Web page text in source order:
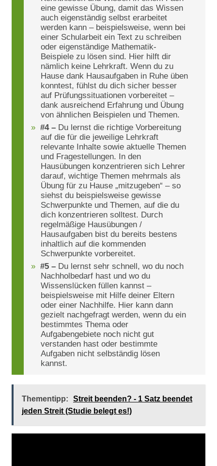
eine gewisse Übung, damit das Wissen
auch eigenständig selbst erarbeitet
werden kann – beispielsweise, wenn bei
einer Schularbeit ein Text zu schreiben
oder eigenständige Mathematik-
Beispiele zu lösen sind. Hier hilft dir
nämlich keine Lehrkraft. Wenn du zu
Hause dank Hausaufgaben in Ruhe üben
konntest, fühlst du dich sicher besser
auf Prüfungssituationen vorbereitet –
dank ausreichend Erfahrung und Übung
von ähnlichen Beispielen und Themen.
#4 – Du lernst die richtige Vorbereitung
auf die für die jeweilige Lehrkraft
relevante Inhalte sowie aktuelle Themen
und Fragestellungen. In den
Hausübungen konzentrieren sich Lehrer
darauf, wichtige Themen mehrmals als
Übung für zu Hause „mitzugeben“ – so
siehst du beispielsweise gewisse
Schwerpunkte und Themen, auf die du
dich konzentrieren solltest. Durch
regelmäßige Hausübungen /
Hausaufgaben bist du bereits bestens
inhaltlich auf die kommenden
Schwerpunkte vorbereitet.
#5 – Du lernst sehr schnell, wo du noch
Nachholbedarf hast und wo du
Wissenslücken füllen kannst –
beispielsweise mit Hilfe deiner Eltern
oder einer Nachhilfe. Hier kann dann
gezielt nachgefragt werden, wenn du ein
bestimmtes Thema oder
Aufgabengebiete noch nicht gut
verstanden hast oder bestimmte
Aufgaben nicht selbständig lösen
kannst.
Thementipp:
Streit beenden? - 1 Satz beendet
jeden Streit (Studie belegt es!)